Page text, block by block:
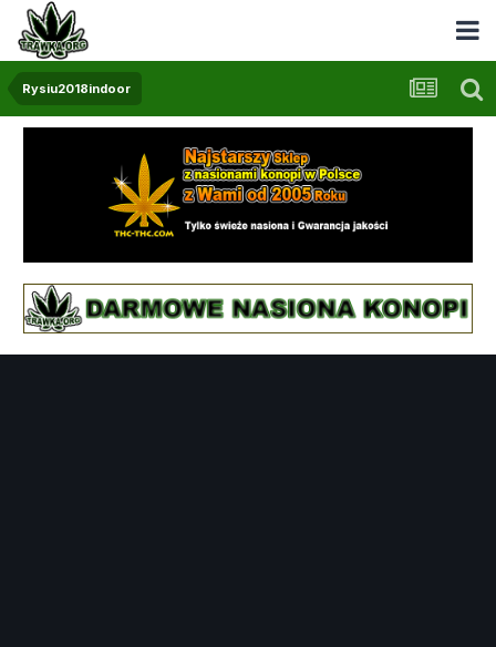
Rysiu2018indoor